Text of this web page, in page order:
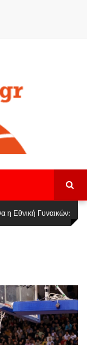
Basketball
η Εθνική Γυναικών: